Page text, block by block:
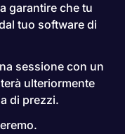
garantire che tu
tuo software di
sessione con un
ulteriormente
di prezzi.